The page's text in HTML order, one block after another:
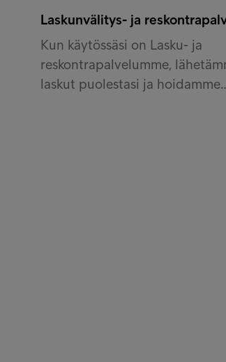
Laskunvälitys- ja
Kun käytössäsi on Lasku- ja
reskontrapalvelumme,
laskut puolestasi ja